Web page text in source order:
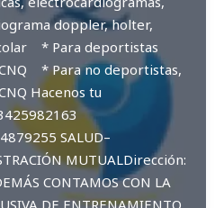
doppler, holter,
* Para deportistas
* Para no deportistas,
Hacenos tu
SALUD–
MUTUALDirección:
CONTAMOS CON LA
DE ENTRENAMIENTO